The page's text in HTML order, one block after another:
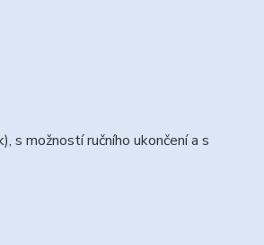
s možností ručního ukončení a s